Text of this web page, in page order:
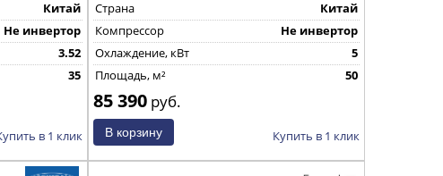
Китай
Не инвертор
3.52
35
в 1 клик
Страна
Китай
Компрессор
Не инвертор
Охлаждение, кВт
5
Площадь, м²
50
85 390 руб.
Купить в 1 клик